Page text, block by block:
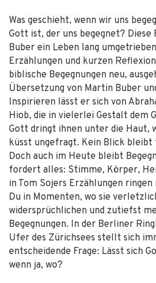
Was geschieht, wenn wir uns
Gott ist, der uns begegnet? Diese
Buber ein Leben lang
Erzählungen und kurzen
biblische Begegnungen neu,
Übersetzung von Martin Buber
Inspirieren lässt er sich von
Hiob, die in vielerlei Gestalt dem
Gott dringt ihnen unter die Haut,
küsst ungefragt. Kein Blick bleibt
Doch auch im Heute bleibt
fordert alles: Stimme, Körper,
in Tom Sojers Erzählungen
Du in Momenten, wo sie
widersprüchlichen und zutiefst
Begegnungen. In der Berliner
Ufer des Zürichsees stellt sich
entscheidende Frage: Lässt sich
wenn ja, wo?